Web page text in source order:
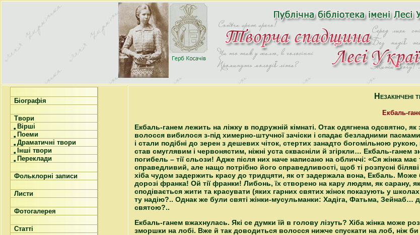
Біографія
Твори
Вірші
Поеми
Драматичні твори
Інші твори
Переклади
Фольклорні записи
Листи
Фотогалерея
Статті
Незакінчені
Екбаль-
Екбаль-ганем лежить на ліжку в подружній кімнаті. Отак одягнена одсвятно,
волосся вибилося з-під химерно-штучної зачіски і спадає безладними
і стали подібні до зерен з дешевих чіток, стертих занадто богомільною
став смуглявим і червонястим, ніжні уста сквасніли й згіркли… Екбаль-
погибель – тії сльози! Адже після них наче написано на обличчі: «Ся жінка
справедливий, але нащо потрібно його справедливості, щоб ті розпусні
хіба чудом задержить красу до тридцяти, як от задержала вона, Екбаль.
дорозі франка! Ой тії франки! Либонь, їх створено на кару людям, як сарану, як
сподівається жити та красувати (яких гарних святих жінок показують у
ту надію?.. Однак же були святі жінки-мусульманки: Хадіга, Фатьма,
святою?..
Екбаль-ганем вжахнулась. Які се думки їй в голову лізуть? Хіба жінка може
зморшки на лобі. Вже й так доводиться волосся нижче спускати на лоб, ніж